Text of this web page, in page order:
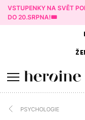
VSTUPENKY NA SVĚT
DO 20.SRPNA!🎟️
PSYCHOLOGIE